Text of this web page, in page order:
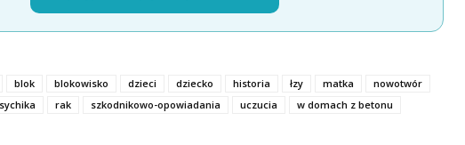
blok blokowisko dzieci dziecko historia łzy matka
nowotwór
rak szkodnikowo-opowiadania uczucia
w domach z betonu